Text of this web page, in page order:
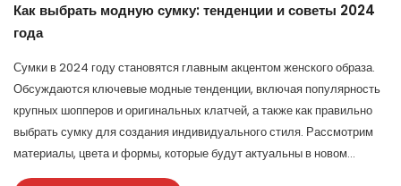
Как выбрать модную сумку: тенденции и советы 2024
года
Сумки в 2024 году становятся главным акцентом женского образа.
Обсуждаются ключевые модные тенденции, включая популярность
крупных шопперов и оригинальных клатчей, а также как правильно
выбрать сумку для создания индивидуального стиля. Рассмотрим
материалы, цвета и формы, которые будут актуальны в новом
сезоне. Также читатели получат полезные советы по подбору сумки